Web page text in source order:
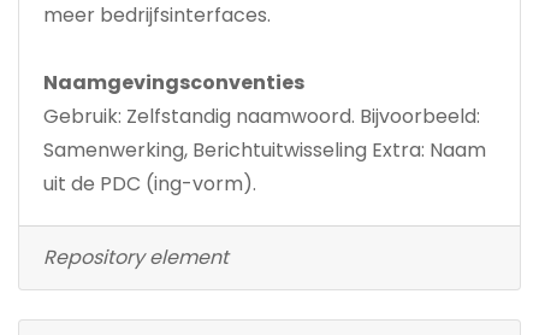
meer bedrijfsinterfaces.
Naamgevingsconventies
Gebruik: Zelfstandig naamwoord. Bijvoorbeeld:
Samenwerking, Berichtuitwisseling Extra: Naam
uit de PDC (ing-vorm).
Repository element